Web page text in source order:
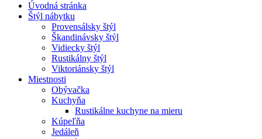
Úvodná stránka
Štýl nábytku
Provensálsky štýl
Škandinávsky štýl
Vidiecky štýl
Rustikálny štýl
Viktoriánsky štýl
Miestnosti
Obývačka
Kuchyňa
Rustikálne kuchyne na mieru
Kúpeľňa
Jedáleň